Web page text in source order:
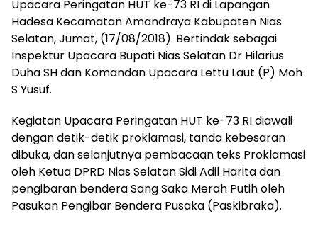
Upacara Peringatan HUT ke-73 RI di Lapangan
Hadesa Kecamatan Amandraya Kabupaten Nias
Selatan, Jumat, (17/08/2018). Bertindak sebagai
Inspektur Upacara Bupati Nias Selatan Dr Hilarius
Duha SH dan Komandan Upacara Lettu Laut (P) Moh
S Yusuf.
Kegiatan Upacara Peringatan HUT ke-73 RI diawali
dengan detik-detik proklamasi, tanda kebesaran
dibuka, dan selanjutnya pembacaan teks Proklamasi
oleh Ketua DPRD Nias Selatan Sidi Adil Harita dan
pengibaran bendera Sang Saka Merah Putih oleh
Pasukan Pengibar Bendera Pusaka (Paskibraka).